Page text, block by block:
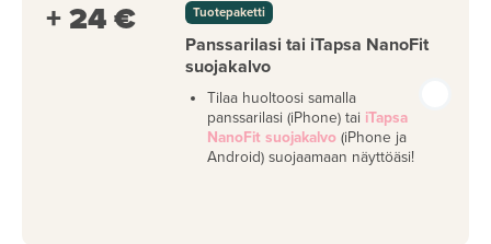
+ 24 € Tuotepaketti
Panssarilasi tai iTapsa NanoFit
suojakalvo
Tilaa huoltoosi samalla
panssarilasi (iPhone) tai iTapsa
NanoFit suojakalvo (iPhone ja
Android) suojaamaan näyttöäsi!